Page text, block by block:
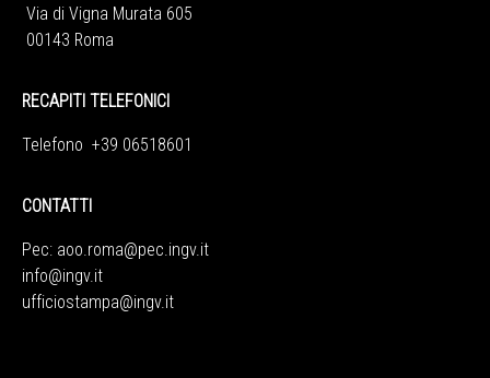
Via di Vigna Murata 605
00143 Roma
RECAPITI TELEFONICI
Telefono +39 06518601
CONTATTI
Pec: aoo.roma@pec.ingv.it
info@ingv.it
ufficiostampa@ingv.it